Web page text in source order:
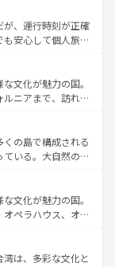
なる文化を体験で
情報はコンテンツ一覧
新着の
てほしい。
雅なアフタヌーン
国パブ、サッカー観
富。イギリスを旅
が、運行時刻が正確
安心して個人旅行
ではのユニークな
町歩きも満喫する
価も高いが、旅行
。 なお、新
照してほしい。
文化が魅力の国。
ニアまで、訪れる
グ、エンターテイ
。一方、アメリカ
ニオンやイエロー
が融合した独特の
で異なる魅力を楽
感じることができ
い。
の島で構成される
いる。大自然の神
地といえばオアフ
島やカウアイ島が
をはじめ、豊かな
てくれるハワイの
アンミュージッ
文化が魅力の国。
ペラハウス、オー
ル（エアーズロッ
ンズの熱帯雨林な
は、多彩な文化と